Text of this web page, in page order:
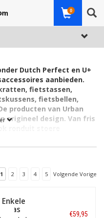
0
Dutch Perfect en U+
aanbieden.
fietstassen,
fietsbellen,
producten van Urban
origineel design. Van fris
zoveel mogelijk
tussen Dutch
U+ Creative Concepts.
voorliefde voor fietsen en
Corporation, vanwege hun
1 2 3 4 5 Volgende Vorige
€59,95